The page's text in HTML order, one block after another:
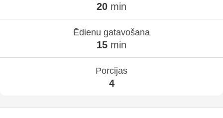
20 min
Ēdienu gatavošana
15 min
Porcijas
4